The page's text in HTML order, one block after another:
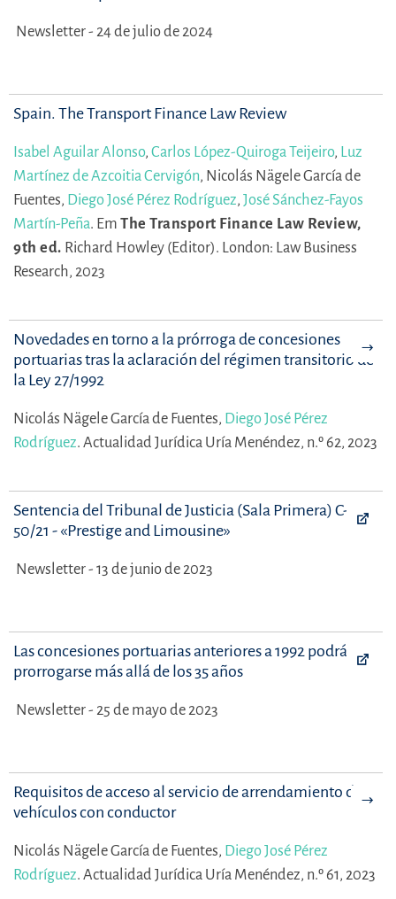
Newsletter - 24 de julio de 2024
Spain. The Transport Finance Law Review
Isabel Aguilar Alonso, Carlos López-Quiroga Teijeiro, Luz
Martínez de Azcoitia Cervigón, Nicolás Nägele García de
Fuentes, Diego José Pérez Rodríguez, José Sánchez-Fayos
Martín-Peña. Em The Transport Finance Law Review,
9th ed. Richard Howley (Editor). London: Law Business
Research, 2023
Novedades en torno a la prórroga de concesiones
portuarias tras la aclaración del régimen transitorio de
la Ley 27/1992
Nicolás Nägele García de Fuentes, Diego José Pérez
Rodríguez. Actualidad Jurídica Uría Menéndez, n.º 62, 2023
Sentencia del Tribunal de Justicia (Sala Primera) C-
50/21 - «Prestige and Limousine»
Newsletter - 13 de junio de 2023
Las concesiones portuarias anteriores a 1992 podrán
prorrogarse más allá de los 35 años
Newsletter - 25 de mayo de 2023
Requisitos de acceso al servicio de arrendamiento de
vehículos con conductor
Nicolás Nägele García de Fuentes, Diego José Pérez
Rodríguez. Actualidad Jurídica Uría Menéndez, n.º 61, 2023